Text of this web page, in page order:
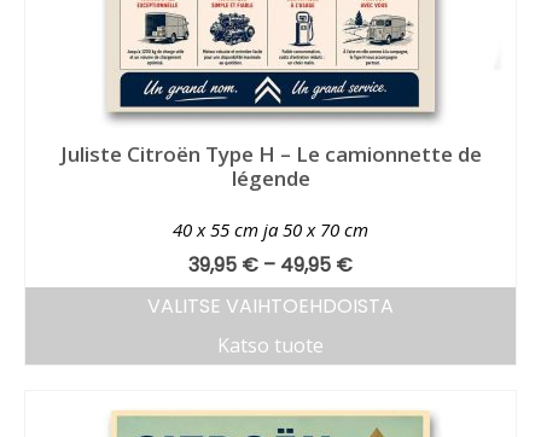
Juliste Citroën Type H – Le camionnette de
légende
40 x 55 cm ja 50 x 70 cm
39,95 € – 49,95 €
VALITSE VAIHTOEHDOISTA
Katso tuote